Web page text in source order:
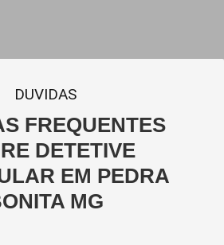
DUVIDAS
FREQUENTES
DETETIVE
EM PEDRA
MG